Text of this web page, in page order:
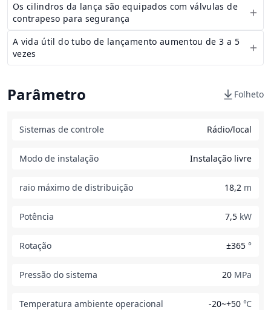
Os cilindros da lança são equipados com válvulas de
contrapeso para segurança
A vida útil do tubo de lançamento aumentou de 3 a 5
vezes
Parâmetro Folheto
Sistemas de controle Rádio/local
Modo de instalação Instalação livre
raio máximo de distribuição 18,2 m
Potência 7,5 kW
Rotação ±365 °
Pressão do sistema 20 MPa
Temperatura ambiente operacional -20~+50 ℃